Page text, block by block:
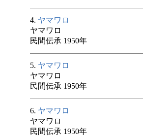
4. ヤマワロ
ヤマワロ
民間伝承 1950年
5. ヤマワロ
ヤマワロ
民間伝承 1950年
6. ヤマワロ
ヤマワロ
民間伝承 1950年